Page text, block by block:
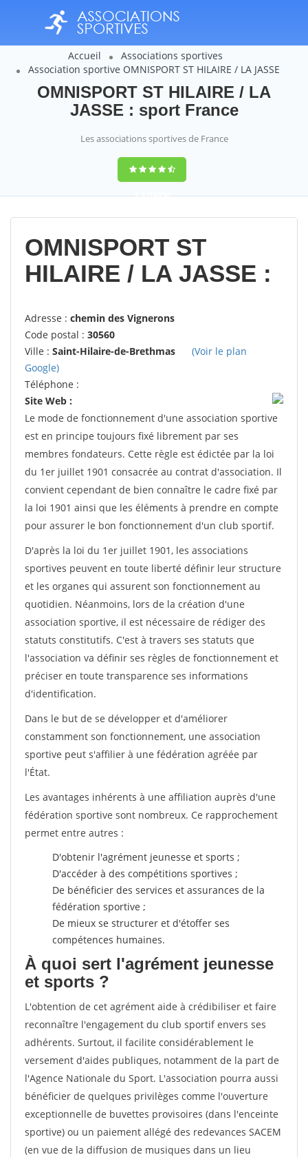
Accueil
Associations sportives
Association sportive OMNISPORT ST HILAIRE / LA JASSE
OMNISPORT ST HILAIRE / LA
JASSE : sport France
Les associations sportives de France
9,4(100%)
14358votes
OMNISPORT ST
HILAIRE / LA JASSE :
Adresse : chemin des Vignerons
Code postal : 30560
Ville : Saint-Hilaire-de-Brethmas
(Voir le plan
Google)
Téléphone :
Site Web :
Le mode de fonctionnement d'une association sportive
est en principe toujours fixé librement par ses
membres fondateurs. Cette règle est édictée par la loi
du 1er juillet 1901 consacrée au contrat d'association. Il
convient cependant de bien connaître le cadre fixé par
la loi 1901 ainsi que les éléments à prendre en compte
pour assurer le bon fonctionnement d'un club sportif.
D'après la loi du 1er juillet 1901, les associations
sportives peuvent en toute liberté définir leur structure
et les organes qui assurent son fonctionnement au
quotidien. Néanmoins, lors de la création d'une
association sportive, il est nécessaire de rédiger des
statuts constitutifs. C'est à travers ses statuts que
l'association va définir ses règles de fonctionnement et
préciser en toute transparence ses informations
d'identification.
Dans le but de se développer et d'améliorer
constamment son fonctionnement, une association
sportive peut s'affilier à une fédération agréée par
l'État.
Les avantages inhérents à une affiliation auprès d'une
fédération sportive sont nombreux. Ce rapprochement
permet entre autres :
D'obtenir l'agrément jeunesse et sports ;
D'accéder à des compétitions sportives ;
De bénéficier des services et assurances de la
fédération sportive ;
De mieux se structurer et d'étoffer ses
compétences humaines.
À quoi sert l'agrément jeunesse
et sports ?
L'obtention de cet agrément aide à crédibiliser et faire
reconnaître l'engagement du club sportif envers ses
adhérents. Surtout, il facilite considérablement le
versement d'aides publiques, notamment de la part de
l'Agence Nationale du Sport. L'association pourra aussi
bénéficier de quelques privilèges comme l'ouverture
exceptionnelle de buvettes provisoires (dans l'enceinte
sportive) ou un paiement allégé des redevances SACEM
(en vue de la diffusion de musiques dans un lieu